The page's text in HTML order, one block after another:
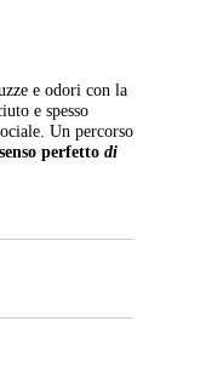
e odori con la
e spesso
Un percorso
perfetto di